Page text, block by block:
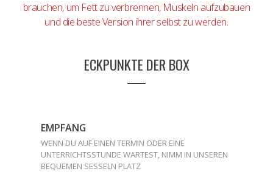
brauchen, um Fett zu verbrennen, Muskeln aufzubauen
und die beste Version ihrer selbst zu werden.
ECKPUNKTE DER BOX
EMPFANG
WENN DU AUF EINEN TERMIN ODER EINE
UNTERRICHTSSTUNDE WARTEST, NIMM IN UNSEREN
BEQUEMEN SESSELN PLATZ